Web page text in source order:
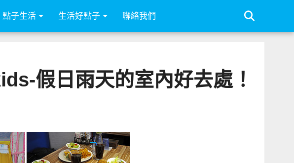
點子生活 生活好點子 聯絡我們
假日雨天的室內好去處！